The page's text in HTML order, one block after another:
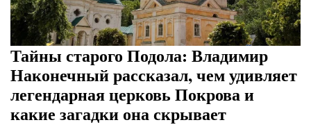
Тайны старого Подола: Владимир
Наконечный рассказал, чем удивляет
легендарная церковь Покрова и
какие загадки она скрывает